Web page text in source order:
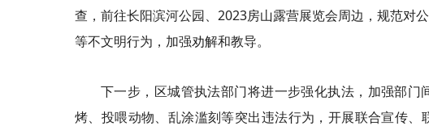
查，前往长阳滨河公园、2023房山露营展览会周边，规范对
等不文明行为，加强劝解和教导。
下一步，区城管执法部门将进一步强化执法，加强部
烤、投喂动物、乱涂滥刻等突出违法行为，开展联合宣传